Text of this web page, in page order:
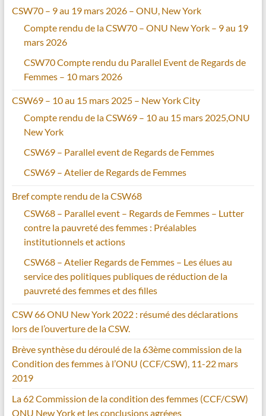
CSW70 – 9 au 19 mars 2026 – ONU, New York
Compte rendu de la CSW70 – ONU New York – 9 au 19
mars 2026
CSW70 Compte rendu du Parallel Event de Regards de
Femmes – 10 mars 2026
CSW69 – 10 au 15 mars 2025 – New York City
Compte rendu de la CSW69 – 10 au 15 mars 2025,ONU
New York
CSW69 – Parallel event de Regards de Femmes
CSW69 – Atelier de Regards de Femmes
Bref compte rendu de la CSW68
CSW68 – Parallel event – Regards de Femmes – Lutter
contre la pauvreté des femmes : Préalables
institutionnels et actions
CSW68 – Atelier Regards de Femmes – Les élues au
service des politiques publiques de réduction de la
pauvreté des femmes et des filles
CSW 66 ONU New York 2022 : résumé des déclarations
lors de l’ouverture de la CSW.
Brève synthèse du déroulé de la 63ème commission de la
Condition des femmes à l’ONU (CCF/CSW), 11-22 mars
2019
La 62 Commission de la condition des femmes (CCF/CSW)
ONU New York et les conclusions agréees